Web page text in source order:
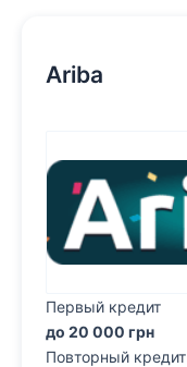
Ariba
Первый кредит
до 20 000 грн
Повторный кредит